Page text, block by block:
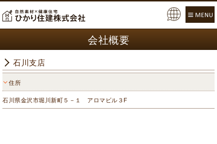
会社概要
石川支店
住所
石川県金沢市堀川新町５－１ アロマビル３F